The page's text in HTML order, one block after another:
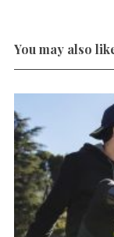
You may also
S
c